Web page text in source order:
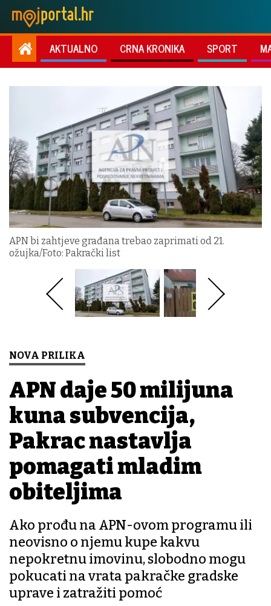
AKTUALNO CRNA KRONIKA SPORT
APN bi zahtjeve građana trebao zaprimati od 21.
ožujka/Foto: Pakrački list
NOVA PRILIKA
APN daje 50 milijuna
kuna subvencija,
Pakrac nastavlja
pomagati mladim
obiteljima
Ako prođu na APN-ovom programu ili
neovisno o njemu kupe kakvu
nepokretnu imovinu, slobodno mogu
pokucati na vrata pakračke gradske
uprave i zatražiti pomoć